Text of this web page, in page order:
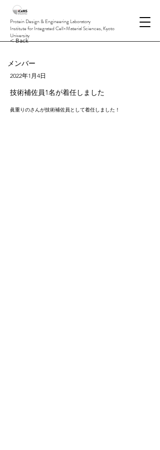
Protein Design & Engineering Laboratory
Institute for Integrated Cell-Material Sciences, Kyoto
University
< Back
メンバー
2022年1月4日
技術補佐員1名が着任しました
眞重りのさんが技術補佐員として着任しました！